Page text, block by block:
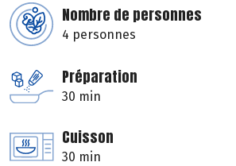
Nombre de personnes
4 personnes
Préparation
30 min
Cuisson
30 min